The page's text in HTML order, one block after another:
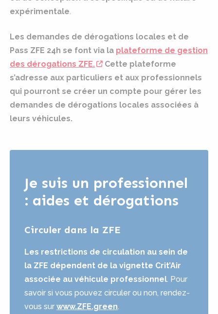
expérimentale.
Les demandes de dérogations locales et de
Pass ZFE 24h se font via la plateforme de gestion
des dérogations ZFE.
Cette plateforme
s’adresse aux particuliers et aux professionnels
qui pourront se créer un compte pour gérer les
demandes de dérogations locales associées à
leurs véhicules.
Je suis un professionnel
: aides et dérogations
Circuler dans la ZFE
Les restrictions de circulation au sein de
la ZFE dépendent de la vignette Crit’Air
associée au véhicule professionnel. Pour
savoir si vous pouvez circuler ou non, rendez-
vous sur www.ZFE.green.